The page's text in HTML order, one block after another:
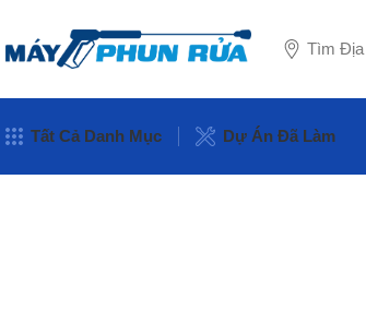
Tìm Địa
Tất Cả Danh Mục Dự Án Đã Làm